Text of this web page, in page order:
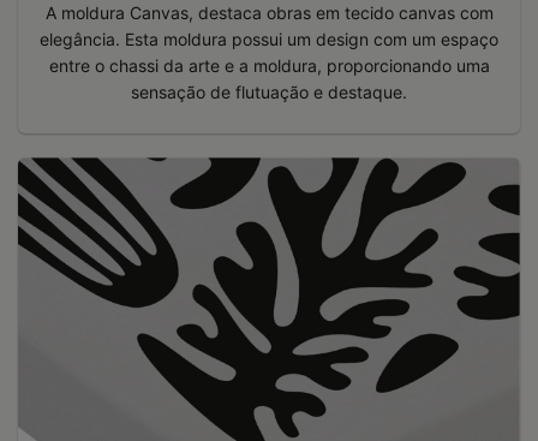
A moldura Canvas, destaca obras em tecido canvas com
elegância. Esta moldura possui um design com um espaço
entre o chassi da arte e a moldura, proporcionando uma
sensação de flutuação e destaque.